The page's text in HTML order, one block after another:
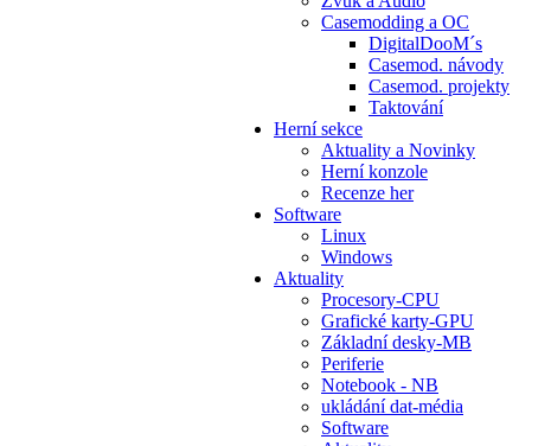
Casemodding a OC
DigitalDooM´s
Casemod. návody
Casemod. projekty
Taktování
Herní sekce
Aktuality a Novinky
Herní konzole
Recenze her
Software
Linux
Windows
Aktuality
Procesory-CPU
Grafické karty-GPU
Základní desky-MB
Periferie
Notebook - NB
ukládání dat-média
Software